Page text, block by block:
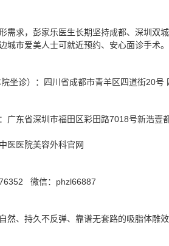
需求，彭家乐医生长期坚持成都、深圳双
城市爱美人士可就近预约、安心面诊手术。
坐诊）：四川省成都市青羊区四道街20号
东省深圳市福田区彩田路7018号新浩壹
医医院美容外科官网
微信：phzl66887
然、持久不反弹、靠谱无套路的吸脂体雕